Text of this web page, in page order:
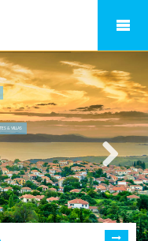
& VILLAS